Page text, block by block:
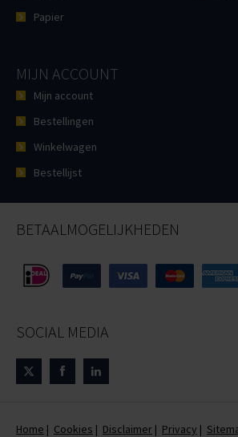
Papier
MIJN ACCOUNT
Mijn account
Bestellingen
Winkelwagen
Bestellijst
BETAALMOGELIJKHEDEN
SOCIAL MEDIA
Home | Cookies | Disclaimer | Privacy |